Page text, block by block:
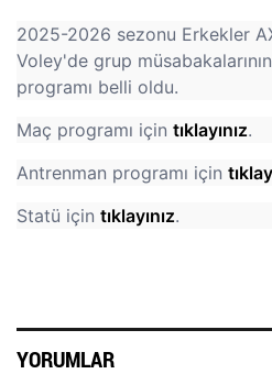
2025-2026 sezonu Erkekler
Voley'de grup
programı belli oldu.
Maç programı için tıklayınız.
Antrenman programı için
Statü için tıklayınız.
YORUMLAR